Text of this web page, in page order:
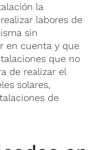
la
labores de
sin
en cuenta y que
que no
de realizar el
solares,
de